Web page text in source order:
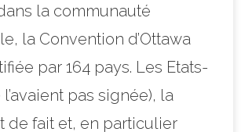
la communauté
la Convention d’Ottawa
par 164 pays. Les Etats-
pas signée), la
de fait et, en particulier